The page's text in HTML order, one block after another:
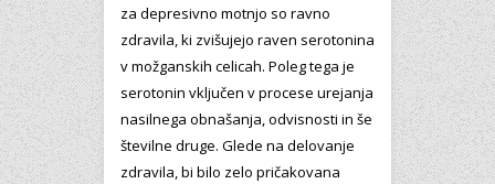
za depresivno motnjo so ravno
zdravila, ki zvišujejo raven serotonina
v možganskih celicah. Poleg tega je
serotonin vključen v procese urejanja
nasilnega obnašanja, odvisnosti in še
številne druge. Glede na delovanje
zdravila, bi bilo zelo pričakovana